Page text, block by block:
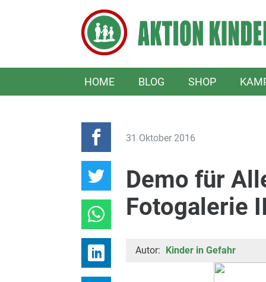
HOME BLOG SHOP
31 Oktober 2016
Demo für
Fotogalerie
Autor: Kinder in Gefahr